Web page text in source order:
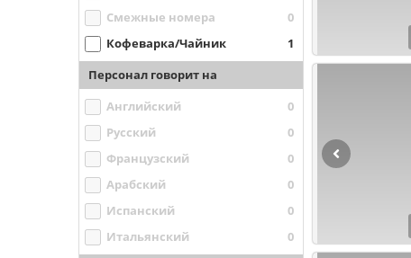
Смежные номера
0
Кофеварка/Чайник
1
Персонал говорит на
Английский
0
Русский
0
Французский
0
Арабский
0
Испанский
0
Итальянский
0